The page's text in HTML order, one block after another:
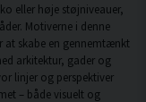
eller høje støjniveauer,
Motiverne i denne
at skabe en gennemtænkt
arkitektur, gader og
linjer og perspektiver
– både visuelt og